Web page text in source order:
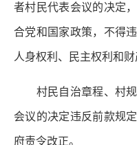
者村民代表会议的决定
合党和国家政策，不得
人身权利、民主权利和财
村民自治章程、村规
会议的决定违反前款规
府责令改正。